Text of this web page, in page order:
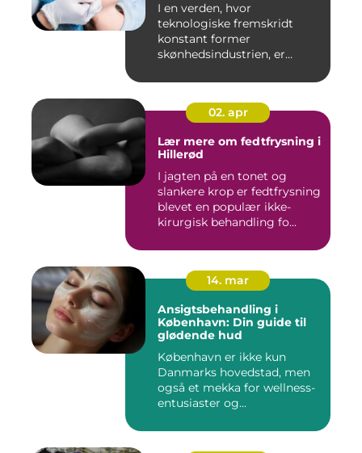
I en verden, hvor
teknologiske fremskridt
konstant former
skønhedsindustrien, er
02. apr
Lær mere om fedtfrysning i
Hillerød
I jagten på en tonet og
slankere krop er fedtfrysning
blevet en populær ikke-
kirurgisk behandling fo...
14. mar
Ansigtsbehandling i
København: Din guide til
glødende hud
København er ikke kun
Danmarks hovedstad, men
også et mekka for wellness-
entusiaster og...